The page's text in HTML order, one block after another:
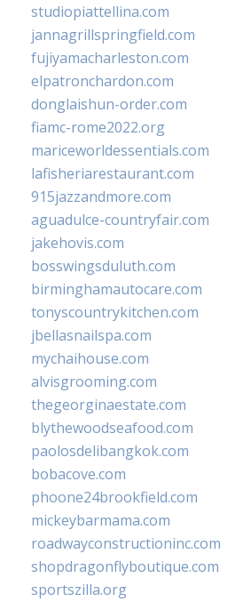
studiopiattellina.com
jannagrillspringfield.com
fujiyamacharleston.com
elpatronchardon.com
donglaishun-order.com
fiamc-rome2022.org
mariceworldessentials.com
lafisheriarestaurant.com
915jazzandmore.com
aguadulce-countryfair.com
jakehovis.com
bosswingsduluth.com
birminghamautocare.com
tonyscountrykitchen.com
jbellasnailspa.com
mychaihouse.com
alvisgrooming.com
thegeorginaestate.com
blythewoodseafood.com
paolosdelibangkok.com
bobacove.com
phoone24brookfield.com
mickeybarmama.com
roadwayconstructioninc.com
shopdragonflyboutique.com
sportszilla.org